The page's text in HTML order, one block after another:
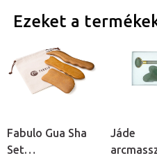
Ezeket a
Fabulo Gua Sha
Set
Jáde